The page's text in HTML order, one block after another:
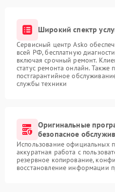
Широкий спектр
Сервисный центр Asko
всей РФ, бесплатную
включая срочный ремонт.
статус ремонта онлайн. Также
постгарантийное
службы техники
Оригинальные
безопасное
Использование официальных
аккуратная работа с
резервное копирование,
восстановление информации